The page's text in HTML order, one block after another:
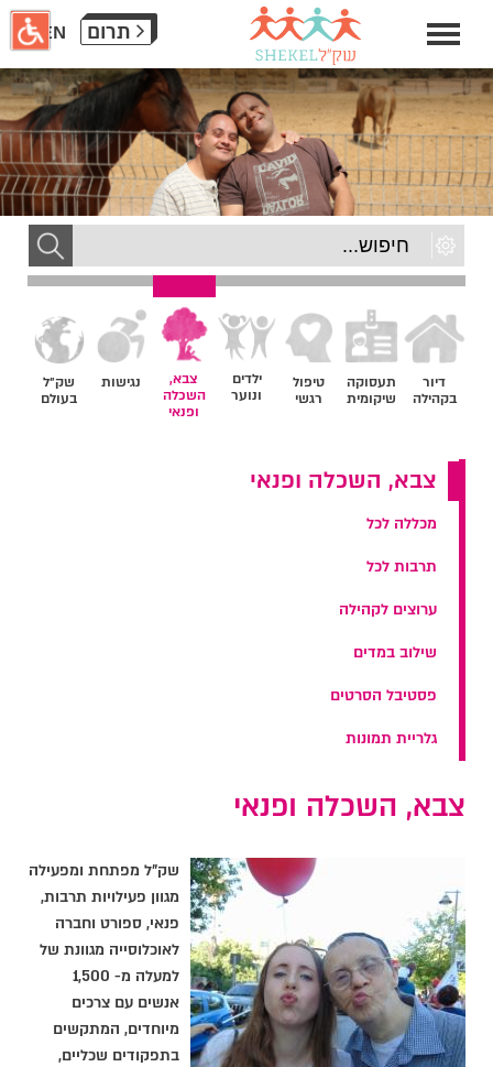
דף
אינטרנט,
לחץ
אנטר
כדי
לעבור
לאזור
מרכזי
תרום EN
דיור
בקהילה
תעסוקה
שיקומית
טיפול
רגשי
ילדים
ונוער
צבא,
השכלה
ופנאי
נגישות
שק״ל
בעולם
צבא, השכלה ופנאי
מכללה לכל
תרבות לכל
ערוצים לקהילה
שילוב במדים
פסטיבל הסרטים
גלריית תמונות
צבא, השכלה ופנאי
שק"ל מפתחת ומפעילה
מגוון פעילויות תרבות,
פנאי, ספורט וחברה
לאוכלוסייה מגוונת של
למעלה מ- 1,500
אנשים עם צרכים
מיוחדים, המתקשים
בתפקודים שכליים,